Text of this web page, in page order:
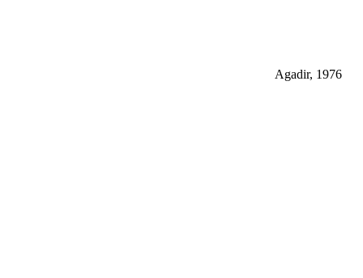
Agadir, 1976